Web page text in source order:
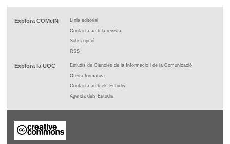
Explora COMeIN
Línia editorial
Contacta amb la revista
Subscripció
RSS
Explora la UOC
Estudis de Ciències de la Informació i de la Comunicació
Oferta formativa
Contacta amb els Estudis
Agenda dels Estudis